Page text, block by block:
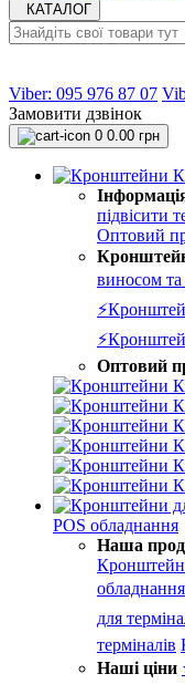
КАТАЛОГ
Viber: 095 976 87 07
Замовити дзвінок
0 0.00 грн
підвісити
Оптовий
виносом
Оптовий
POS обладнання
Наша
обладнання
для
терміналів
Наші ціни